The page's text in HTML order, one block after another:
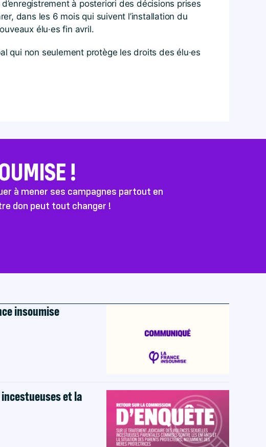
à posteriori des décisions prises
dans les 6 mois qui suivent l’installation du
élu·es fin avril.
qui non seulement protège les droits des élu·es
!
à mener ses campagnes partout en
don peut tout changer !
insoumise
et la